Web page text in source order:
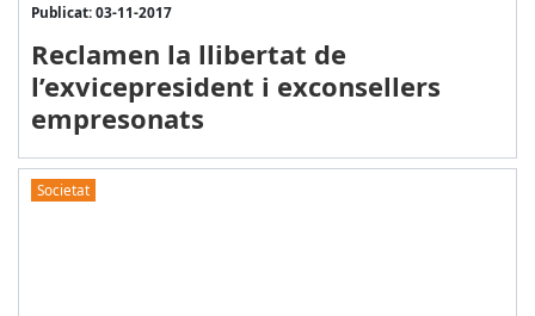
Publicat: 03-11-2017
Reclamen la llibertat de
l’exvicepresident i exconsellers
empresonats
Societat